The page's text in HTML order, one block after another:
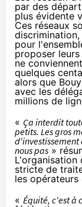
par des
plus évidente
Ces réseaux
pour
proposer
ne
quelques
alors que
avec les
millions de
« Ça interdit
petits. Les gros
nous pas »
L'organisation
stricte de
les
« Équité, c'est à